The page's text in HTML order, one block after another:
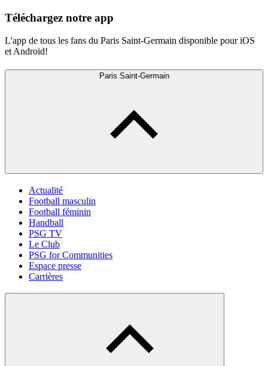
Téléchargez notre app
L'app de tous les fans du Paris Saint-Germain disponible pour iOS
et Android!
Paris Saint-Germain
Actualité
Football masculin
Football féminin
Handball
PSG TV
Le Club
PSG for Communities
Espace presse
Carrières